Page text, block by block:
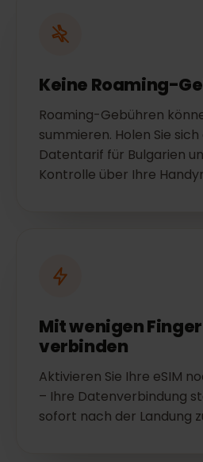
Keine Roaming-
Roaming-Gebühren
summieren. Holen Sie
Datentarif für Bulgarien
Kontrolle über Ihre
Mit wenigen
verbinden
Aktivieren Sie Ihre eSIM
– Ihre Datenverbindung
sofort nach der Landung